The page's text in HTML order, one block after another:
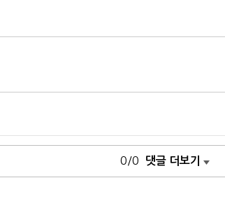
0/0 댓글 더보기